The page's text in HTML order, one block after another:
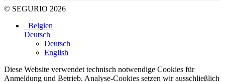
© SEGURIO 2026
Belgien
Deutsch
Deutsch
English
Diese Website verwendet technisch notwendige Cookies für
Anmeldung und Betrieb. Analyse-Cookies setzen wir ausschließlich